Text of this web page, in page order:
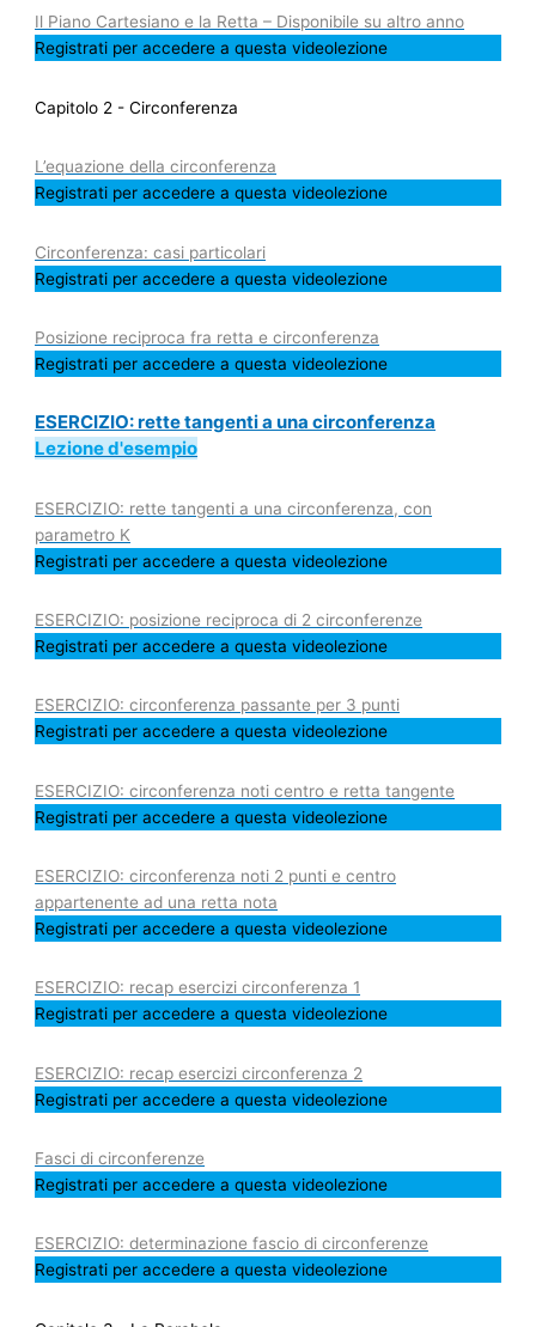
Il Piano Cartesiano e la Retta – Disponibile su altro anno
Registrati per accedere a questa videolezione
Capitolo 2 - Circonferenza
L’equazione della circonferenza
Registrati per accedere a questa videolezione
Circonferenza: casi particolari
Registrati per accedere a questa videolezione
Posizione reciproca fra retta e circonferenza
Registrati per accedere a questa videolezione
ESERCIZIO: rette tangenti a una circonferenza
Lezione d'esempio
ESERCIZIO: rette tangenti a una circonferenza, con
parametro K
Registrati per accedere a questa videolezione
ESERCIZIO: posizione reciproca di 2 circonferenze
Registrati per accedere a questa videolezione
ESERCIZIO: circonferenza passante per 3 punti
Registrati per accedere a questa videolezione
ESERCIZIO: circonferenza noti centro e retta tangente
Registrati per accedere a questa videolezione
ESERCIZIO: circonferenza noti 2 punti e centro
appartenente ad una retta nota
Registrati per accedere a questa videolezione
ESERCIZIO: recap esercizi circonferenza 1
Registrati per accedere a questa videolezione
ESERCIZIO: recap esercizi circonferenza 2
Registrati per accedere a questa videolezione
Fasci di circonferenze
Registrati per accedere a questa videolezione
ESERCIZIO: determinazione fascio di circonferenze
Registrati per accedere a questa videolezione